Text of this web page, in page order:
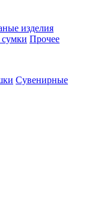
изделия
Прочее
Сувенирные